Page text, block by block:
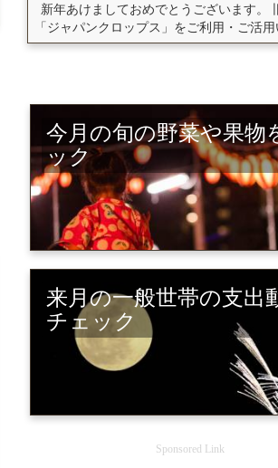
新年あけましておめでとうございます。
「ジャパンクロップス」をご利用・ご活用
今月の旬の野菜や果物
ック
来月の一般世帯の支出
チェック
Sponsored Link